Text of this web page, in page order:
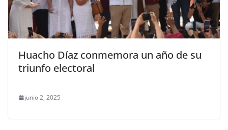
Huacho Díaz conmemora un año de su
triunfo electoral
junio 2, 2025